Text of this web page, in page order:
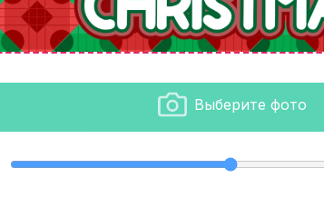
Выберите фото